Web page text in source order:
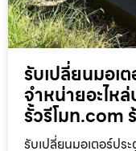
รับเปลี่ยนมอเ
จำหน่ายอะไห
รั้วรีโมท.com
รับเปลี่ยนมอเตอร์ปร